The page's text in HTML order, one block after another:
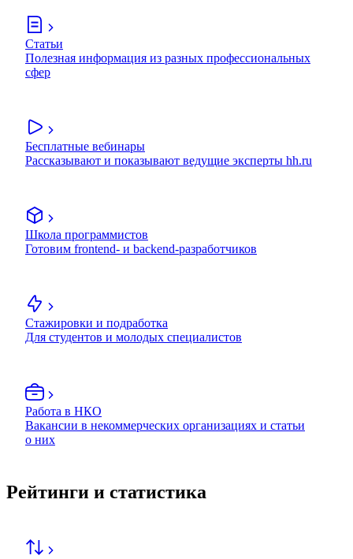
Статьи
Полезная информация из разных профессиональных
сфер
Бесплатные вебинары
Рассказывают и показывают ведущие эксперты hh.ru
Школа программистов
Готовим frontend- и backend-разработчиков
Стажировки и подработка
Для студентов и молодых специалистов
Работа в НКО
Вакансии в некоммерческих организациях и статьи
о них
Рейтинги и статистика